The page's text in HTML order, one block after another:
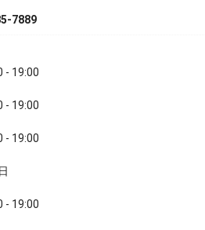
7889
- 19:00
- 19:00
- 19:00
- 19:00